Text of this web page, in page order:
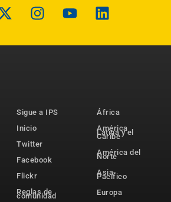
Sigue a IPS
Inicio
Twitter
Facebook
Flickr
Reglas de
comunidad
África
América
Latina y el
Caribe
América del
Norte
Asia-
Pacífico
Europa